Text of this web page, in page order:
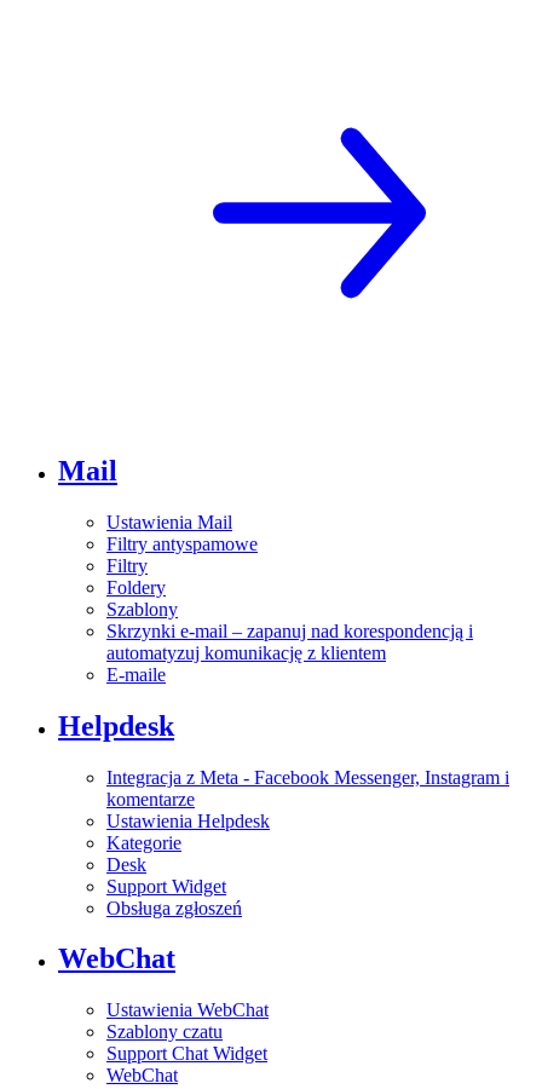
Mail
Ustawienia Mail
Filtry antyspamowe
Filtry
Foldery
Szablony
Skrzynki e-mail – zapanuj nad korespondencją i
automatyzuj komunikację z klientem
E-maile
Helpdesk
Integracja z Meta - Facebook Messenger, Instagram i
komentarze
Ustawienia Helpdesk
Kategorie
Desk
Support Widget
Obsługa zgłoszeń
WebChat
Ustawienia WebChat
Szablony czatu
Support Chat Widget
WebChat